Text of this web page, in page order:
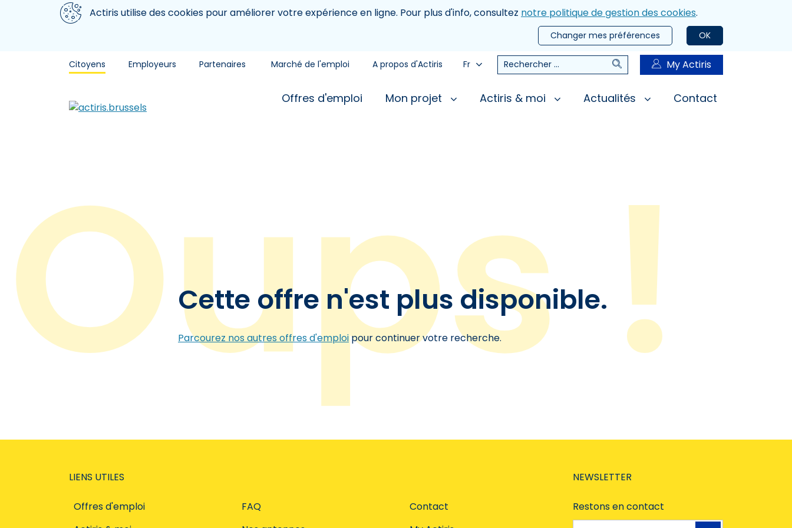
Aller au contenu principal
Nous utilisons des cookiesActiris utilise des cookies pour améliorer votre expérience en ligne. Pour plus d'info, consultez notre politique de gestion des cookies.
OK
Changer mes préférences
Citoyens Employeurs Partenaires Marché de l'emploi A propos d'Actiris Fr Rechercher RechercherMy Actiris
Offres d'emploi Mon projet Actiris & moi Actualités Contact
Cette offre n'est plus disponible.
Parcourez nos autres offres d'emploipour continuer votre recherche.
LIENS UTILES
Offres d'emploi
FAQ
Contact
NEWSLETTER
Restons en contact